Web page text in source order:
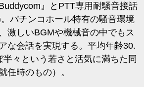
』とPTT専用耐騒音接話
パチンコホール特有の騒音環境
激しいBGMや機械音の中でもス
な会話を実現する。平均年齢30.
々という若さと活気に満ちた同
時のもの）。